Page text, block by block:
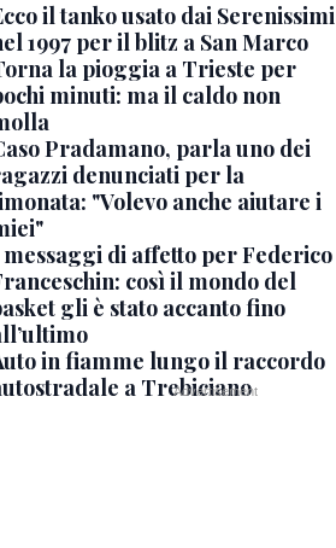
il tanko usato dai Serenissimi
1997 per il blitz a San Marco
la pioggia a Trieste per
minuti: ma il caldo non
Pradamano, parla uno dei
denunciati per la
"Volevo anche aiutare i
di affetto per Federico
così il mondo del
gli è stato accanto fino
in fiamme lungo il raccordo
a Trebiciano